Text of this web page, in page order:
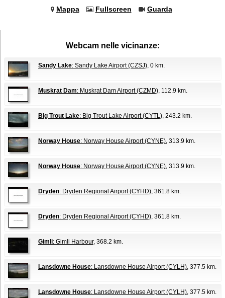
Mappa Fullscreen Guarda
Webcam nelle vicinanze:
Sandy Lake: Sandy Lake Airport (CZSJ), 0 km.
Muskrat Dam: Muskrat Dam Airport (CZMD), 112.9 km.
Big Trout Lake: Big Trout Lake Airport (CYTL), 243.2 km.
Norway House: Norway House Airport (CYNE), 313.9 km.
Norway House: Norway House Airport (CYNE), 313.9 km.
Dryden: Dryden Regional Airport (CYHD), 361.8 km.
Dryden: Dryden Regional Airport (CYHD), 361.8 km.
Gimli: Gimli Harbour, 368.2 km.
Lansdowne House: Lansdowne House Airport (CYLH), 377.5 km.
Lansdowne House: Lansdowne House Airport (CYLH), 377.5 km.